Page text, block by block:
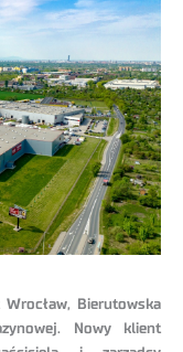
Wrocław, Bierutowska
Nowy klient